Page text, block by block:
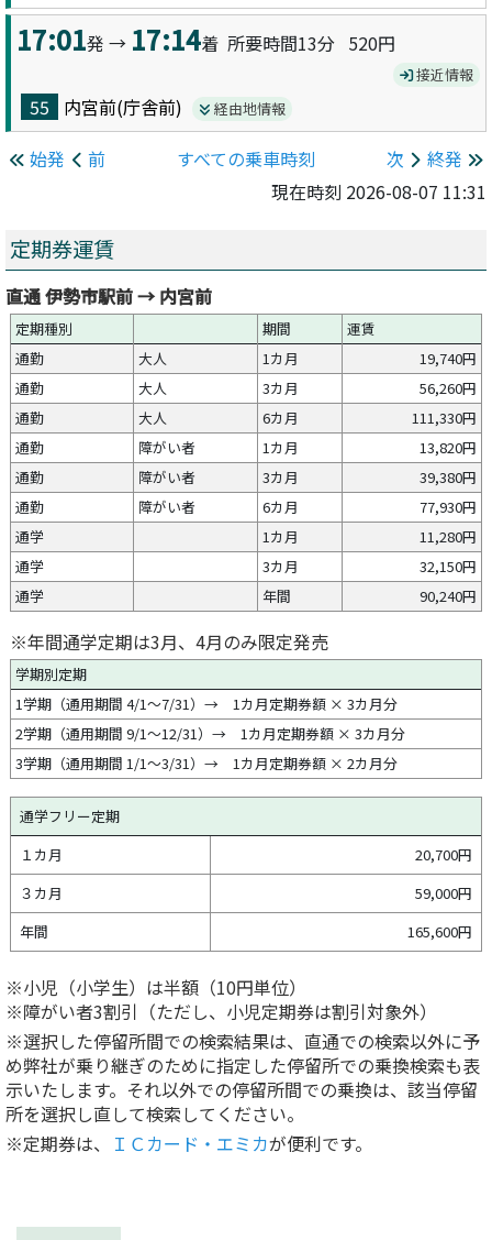
17:01発 → 17:14着 所要時間13分 520円
接近情報
55 内宮前(庁舎前) 経由地情報
始発 前 すべての乗車時刻 終発
次
現在時刻 2026-08-07 11:31
定期券運賃
直通 伊勢市駅前 → 内宮前
定期種別 期間
運賃
通勤
大人 1カ月
19,740円
通勤
大人 3カ月
56,260円
通勤
大人 6カ月
111,330円
通勤
障がい者 1カ月
13,820円
通勤
障がい者 3カ月
39,380円
通勤
障がい者 6カ月
77,930円
通学
1カ月
11,280円
通学
3カ月
32,150円
通学
年間 90,240円
※年間通学定期は3月、4月のみ限定発売
学期別定期
1学期（通用期間 4/1～7/31）→ 1カ月定期券額 × 3カ月分
2学期（通用期間 9/1～12/31）→ 1カ月定期券額 × 3カ月分
3学期（通用期間 1/1～3/31）→ 1カ月定期券額 × 2カ月分
通学フリー定期
１カ月
20,700円
３カ月
59,000円
年間
165,600円
※小児（小学生）は半額（10円単位）
※障がい者3割引（ただし、小児定期券は割引対象外）
※選択した停留所間での検索結果は、直通での検索以外に予
め弊社が乗り継ぎのために指定した停留所での乗換検索も表
示いたします。それ以外での停留所間での乗換は、該当停留
所を選択し直して検索してください。
※定期券は、
ＩＣカード・エミカが便利です。